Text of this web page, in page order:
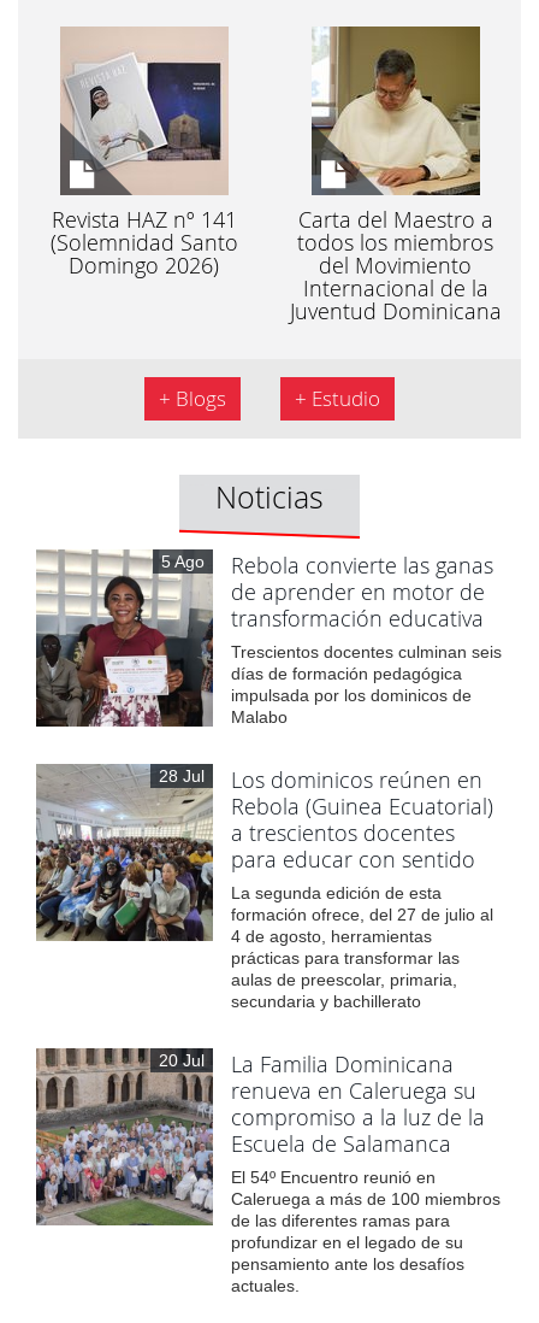
Revista HAZ nº 141
(Solemnidad Santo
Domingo 2026)
Carta del Maestro a
todos los miembros
del Movimiento
Internacional de la
Juventud Dominicana
+ Blogs + Estudio
Noticias
5 Ago
Rebola convierte las ganas
de aprender en motor de
transformación educativa
Trescientos docentes culminan seis
días de formación pedagógica
impulsada por los dominicos de
Malabo
28 Jul
Los dominicos reúnen en
Rebola (Guinea Ecuatorial)
a trescientos docentes
para educar con sentido
La segunda edición de esta
formación ofrece, del 27 de julio al
4 de agosto, herramientas
prácticas para transformar las
aulas de preescolar, primaria,
secundaria y bachillerato
20 Jul
La Familia Dominicana
renueva en Caleruega su
compromiso a la luz de la
Escuela de Salamanca
El 54º Encuentro reunió en
Caleruega a más de 100 miembros
de las diferentes ramas para
profundizar en el legado de su
pensamiento ante los desafíos
actuales.